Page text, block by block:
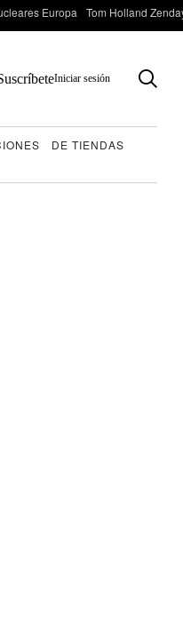
Europa Tom Holland
Iniciar sesión
DE TIENDAS